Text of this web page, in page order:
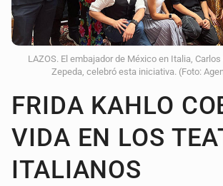
LAZOS. El embajador de México en Italia,
Zepeda, celebró esta iniciativa. (Foto:
FRIDA KAHLO
VIDA EN LOS
ITALIANOS